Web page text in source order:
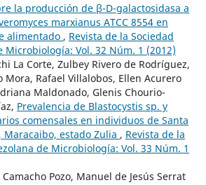
la producción de β-D-galactosidasa a
marxianus ATCC 8554 en
alimentado , Revista de la Sociedad
Microbiología: Vol. 32 Núm. 1 (2012)
La Corte, Zulbey Rivero de Rodríguez,
Mora, Rafael Villalobos, Ellen Acurero
Maldonado, Glenis Chourio-
Prevalencia de Blastocystis sp. y
comensales en individuos de Santa
Maracaibo, estado Zulia , Revista de la
de Microbiología: Vol. 33 Núm. 1
Pozo, Manuel de Jesús Serrat